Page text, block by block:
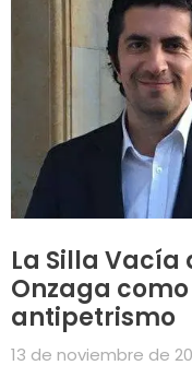
La Silla Vacía
Onzaga
antipetrismo
13 de noviembre de